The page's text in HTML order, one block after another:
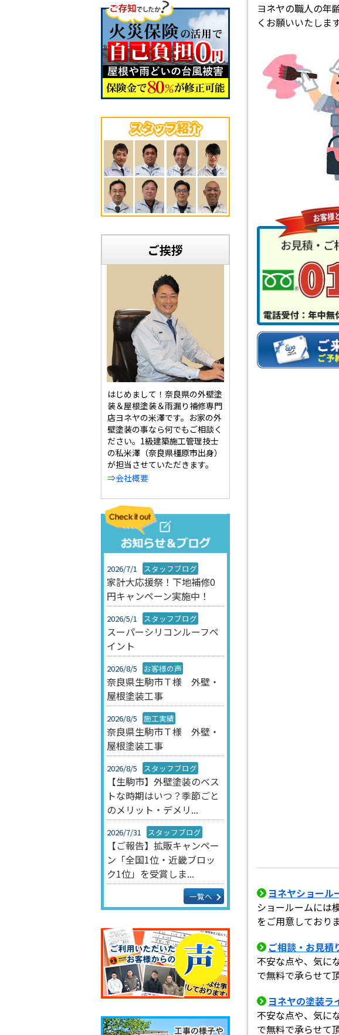
ご挨拶
はじめまして！奈良県の外壁塗
装＆屋根塗装＆雨漏り補修専門
店ヨネヤの米澤です。お家の外
壁塗装の事なら何でもご相談く
ださい。1級建築施工管理技士
の私米澤（奈良県橿原市出身）
が担当させていただきます。
⇒会社概要
2026/7/1 スタッフブログ
家計大応援祭！下地補修0
円キャンペーン実施中！
2026/5/1 スタッフブログ
スーパーシリコンルーフペ
イント
2026/8/5 お客様の声
奈良県生駒市Ｔ様 外壁・
屋根塗装工事
2026/8/5 施工実績
奈良県生駒市Ｔ様 外壁・
屋根塗装工事
2026/8/5 スタッフブログ
【生駒市】外壁塗装のベス
トな時期はいつ？季節ごと
のメリット・デメリ...
2026/7/31 スタッフブログ
【ご報告】拡販キャンペー
ン「全国1位・近畿ブロッ
ク1位」を受賞しま...
一覧へ
ヨネヤの職人の年
くお願いいたします
ヨネヤショール
ショールームには
をご用意しておりま
ご相談・お見積
不安な点や、気に
で無料で承らせて
ヨネヤの塗装
不安な点や、気に
で無料で承らせて